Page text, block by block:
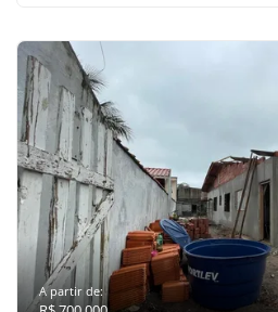
A partir de: